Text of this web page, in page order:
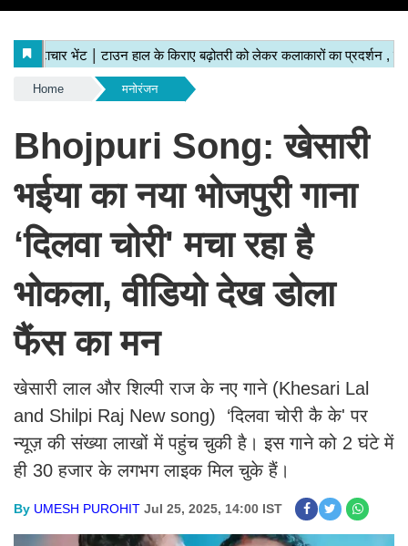
Home मनोरंजन
Bhojpuri Song: खेसारी
भईया का नया भोजपुरी गाना
‘दिलवा चोरी' मचा रहा है
भोकला, वीडियो देख डोला
फैंस का मन
खेसारी लाल और शिल्पी राज के नए गाने (Khesari Lal
and Shilpi Raj New song) ‘दिलवा चोरी कै के' पर
न्यूज़ की संख्या लाखों में पहुंच चुकी है। इस गाने को 2 घंटे में
ही 30 हजार के लगभग लाइक मिल चुके हैं।
By UMESH PUROHIT Jul 25, 2025, 14:00 IST